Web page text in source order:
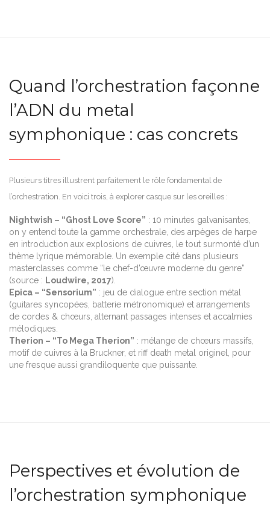
Quand l’orchestration façonne
l’ADN du metal
symphonique : cas concrets
Plusieurs titres illustrent parfaitement le rôle fondamental de
l’orchestration. En voici trois, à explorer casque sur les oreilles :
Nightwish – “Ghost Love Score” : 10 minutes galvanisantes,
on y entend toute la gamme orchestrale, des arpèges de harpe
en introduction aux explosions de cuivres, le tout surmonté d’un
thème lyrique mémorable. Un exemple cité dans plusieurs
masterclasses comme “le chef-d’œuvre moderne du genre”
(source : Loudwire, 2017).
Epica – “Sensorium” : jeu de dialogue entre section métal
(guitares syncopées, batterie métronomique) et arrangements
de cordes & chœurs, alternant passages intenses et accalmies
mélodiques.
Therion – “To Mega Therion” : mélange de chœurs massifs,
motif de cuivres à la Bruckner, et riff death metal originel, pour
une fresque aussi grandiloquente que puissante.
Perspectives et évolution de
l’orchestration symphonique